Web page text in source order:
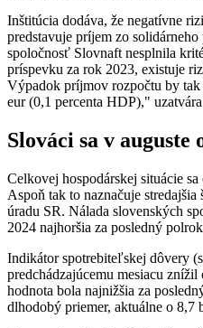
Inštitúcia dodáva, že negatívne
predstavuje príjem zo
spoločnosť Slovnaft nesplnila
príspevku za rok 2023, existuje
Výpadok príjmov rozpočtu by
eur (0,1 percenta HDP),"
Slováci sa v auguste
Celkovej hospodárskej situácie
Aspoň tak to naznačuje stredajšia
úradu SR. Nálada slovenských
2024 najhoršia za posledný
Indikátor spotrebiteľskej dôvery
predchádzajúcemu mesiacu
hodnota bola najnižšia za
dlhodobý priemer, aktuálne o 8,7